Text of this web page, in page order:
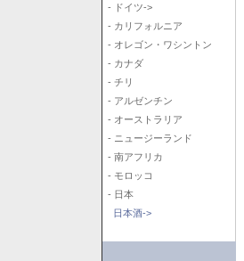
- ドイツ->
- カリフォルニア
- オレゴン・ワシントン
- カナダ
- チリ
- アルゼンチン
- オーストラリア
- ニュージーランド
- 南アフリカ
- モロッコ
- 日本
日本酒->